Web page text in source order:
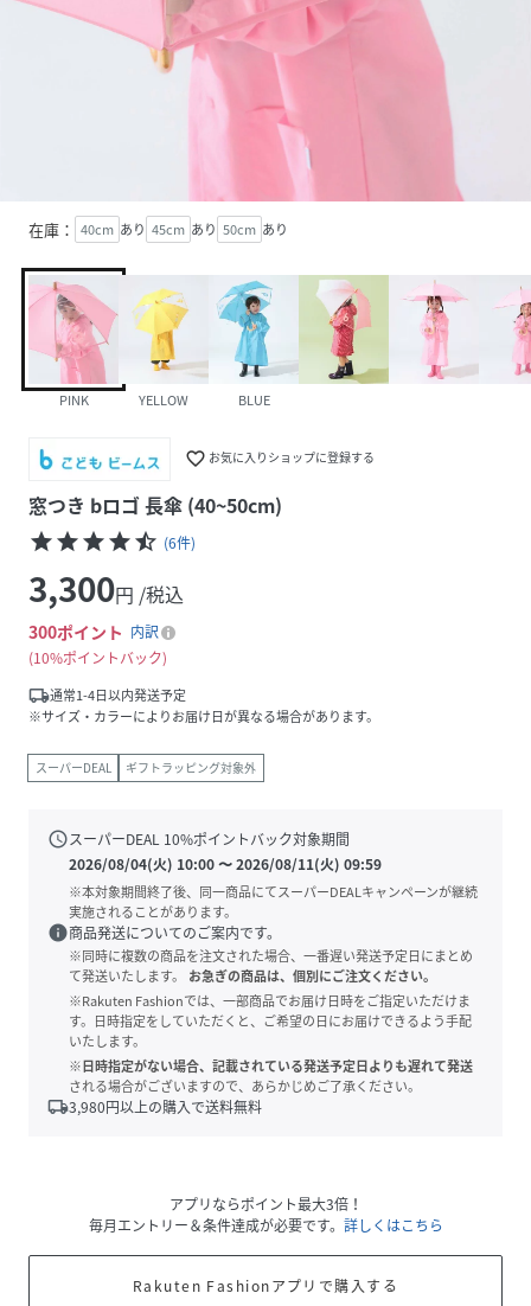
在庫： 40cm あり 45cm あり 50cm あり
PINK YELLOW BLUE
favorite_border お気に入りショップに登録する
窓つき bロゴ 長傘 (40~50cm)
starstarstarstarstar_half (6件)
3,300円 /税込
300ポイント 内訳
10%ポイントバック
local_shipping通常1-4日以内発送予定
※サイズ・カラーによりお届け日が異なる場合があります。
スーパーDEAL ギフトラッピング対象外
scheduleスーパーDEAL 10%ポイントバック対象期間
2026/08/04(火) 10:00〜2026/08/11(火) 09:59
※本対象期間終了後、同一商品にてスーパーDEALキャンペーンが継続
実施されることがあります。
info商品発送についてのご案内です。
※同時に複数の商品を注文された場合、一番遅い発送予定日にまとめ
て発送いたします。
お急ぎの商品は、個別にご注文ください。
※Rakuten Fashionでは、一部商品でお届け日時をご指定いただけま
す。日時指定をしていただくと、ご希望の日にお届けできるよう手配
いたします。
※日時指定がない場合、記載されている発送予定日よりも遅れて発送
される場合がございますので、あらかじめご了承ください。
local_shipping3,980円以上の購入で送料無料
アプリならポイント最大3倍！
毎月エントリー＆条件達成が必要です。 詳しくはこちら
Rakuten Fashionアプリで購入する